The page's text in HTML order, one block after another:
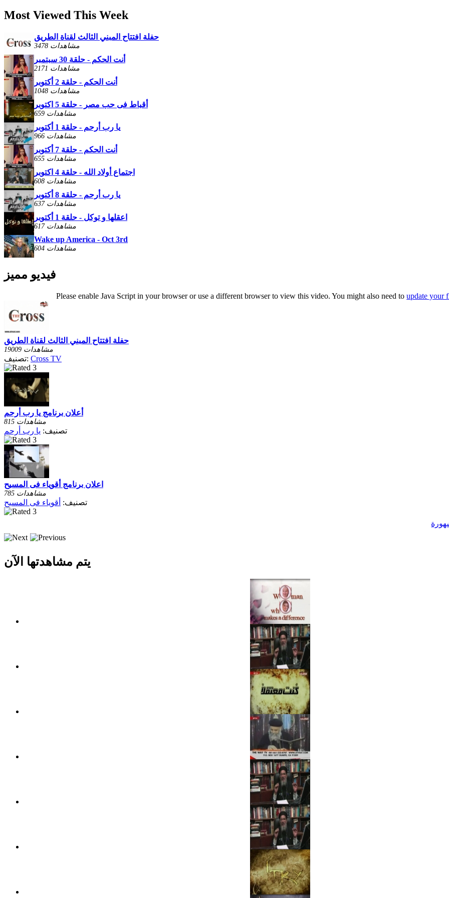
Most Viewed This Week
حفلة افتتاح المبني الثالث لقناة الطريق
3478 مشاهدات
أنت الحكم - حلقة 30 سبتمبر
2171 مشاهدات
أنت الحكم - حلقة 2 أكتوبر
1048 مشاهدات
أقباط فى حب مصر - حلقة 5 اكتوبر
659 مشاهدات
يا رب أرحم - حلقة 1 أكتوبر
966 مشاهدات
أنت الحكم - حلقة 7 أكتوبر
655 مشاهدات
اجتماع أولاد الله - حلقة 4 اكتوبر
608 مشاهدات
يا رب أرحم - حلقة 8 أكتوبر
637 مشاهدات
اعقلها و توكل - حلقة 1 أكتوبر
617 مشاهدات
Wake up America - Oct 3rd
604 مشاهدات
فيديو مميز
Please enable Java Script in your browser or use a different browser to view this video. You might also need toupdate your
حفلة افتتاح المبني الثالث لقناة الطريق
19009 مشاهدات
تصنيف: Cross TV
أعلان برنامج يا رب أرحم
815 مشاهدات
تصنيف: يا رب أرحم
اعلان برنامج أقوياء فى المسيح
785 مشاهدات
تصنيف: أقوياء فى المسيح
يتم مشاهدتها الآن